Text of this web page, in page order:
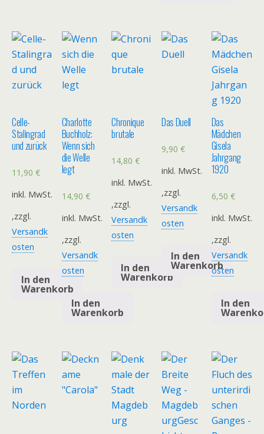
Celle-
Stalingrad
und zurück
11,90 €
inkl. MwSt.
,zzgl.
Versandk
osten
In den
Warenkorb
Charlotte
Buchholz:
Wenn sich
die Welle
legt
14,90 €
inkl. MwSt.
,zzgl.
Versandk
osten
In den
Warenkorb
Chronique
brutale
14,80€
inkl. MwSt.
,zzgl.
Versandk
osten
In den
Warenkorb
Das Duell
9,90 €
inkl. MwSt.
,zzgl.
Versandk
osten
In den
Warenkorb
Das
Mädchen
Gisela
Jahrgang
1920
6,50 €
inkl. MwSt.
,zzgl.
Versandk
osten
In den